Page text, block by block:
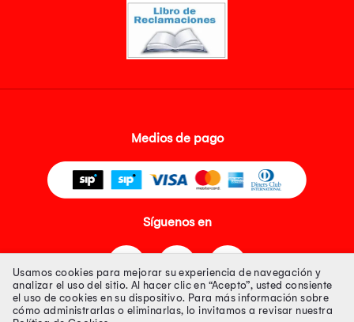
Medios de pago
Síguenos en
Usamos cookies para mejorar su experiencia de navegación y
analizar el uso del sitio. Al hacer clic en “Acepto”, usted consiente
el uso de cookies en su dispositivo. Para más información sobre
cómo administrarlas o eliminarlas, lo invitamos a revisar nuestra